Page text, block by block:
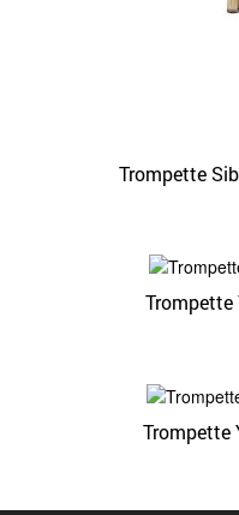
Trompette
Trompette
Trompette